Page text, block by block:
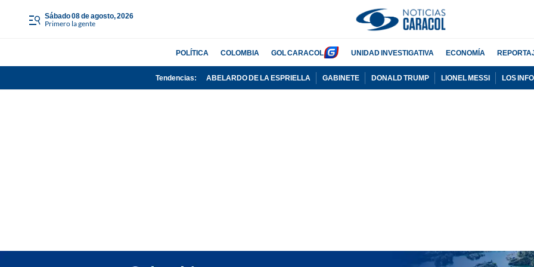
sábado 08 de agosto, 2026
Primero la gente
POLÍTICA COLOMBIA GOL CARACOL UNIDAD INVESTIGATIVA ECONOMÍA
Tendencias: ABELARDO DE LA ESPRIELLA GABINETE DONALD TRUMP LIONEL MESSI LOS